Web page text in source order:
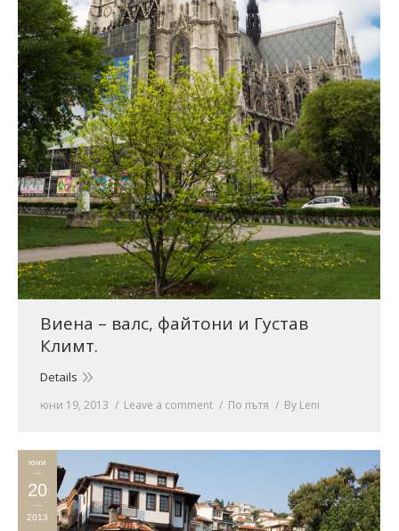
Виена – валс, файтони и Густав
Климт.
Details
юни 19, 2013 Leave a comment По пътя By Leni
юни
20
2013